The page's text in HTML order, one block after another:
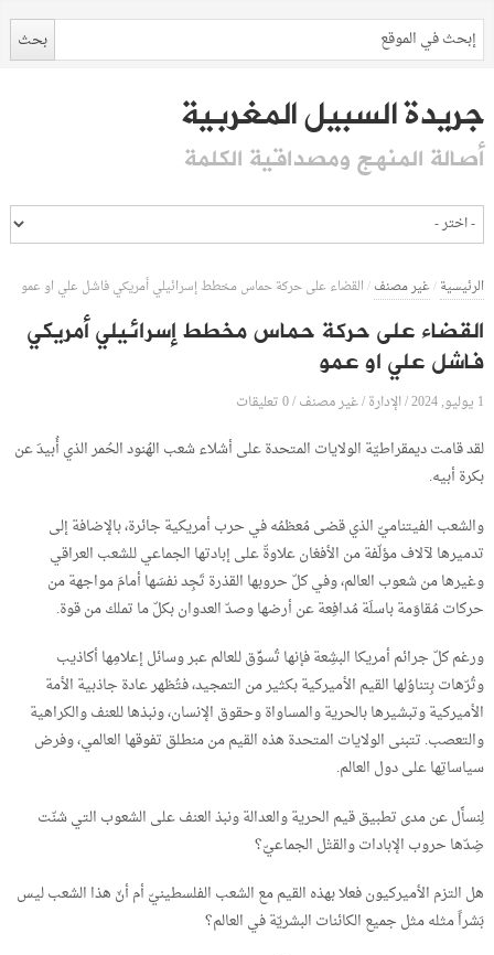
جريدة السبيل المغربية
أصالة المنهج ومصداقية الكلمة
الرئيسية/غير مصنف/القضاء على حركة حماس مخطط إسرائيلي أمريكي فاشل علي او عمو
القضاء على حركة حماس مخطط إسرائيلي أمريكي
فاشل علي او عمو
1 يوليو, 2024 /الإدارة/غير مصنف/0 تعليقات
لقد قامت ديمقراطيّة الولايات المتحدة على أشلاء شعب الهُنود الحُمر الذي أُبيدَ عن
بكرة أبيه.
والشعب الفيتناميّ الذي قضى مُعظمُه في حرب أمريكية جائرة، بالإضافة إلى
تدميرها لآلاف مؤلّفة من الأفغان علاوةّ على إبادتها الجماعي للشعب العراقي
وغيرها من شعوب العالم، وفي كلّ حروبها القذرة تَجِد نفسَها أمامَ مواجهة من
حركات مُقاوَمة باسلَة مُدافِعة عن أرضها وصدّ العدوان بكلّ ما تملك من قوة.
ورغم كلّ جرائم أمريكا البشِعة فإنها تُسوِّق للعالم عبر وسائل إعلامِها أكاذيب
وتُرّهات بِتناوُلها القيم الأميركية بكثير من التمجيد، فتُظهر عادة جاذبية الأمة
الأميركية وتبشيرها بالحرية والمساواة وحقوق الإنسان، ونبذها للعنف والكراهية
والتعصب. تتبنى الولايات المتحدة هذه القيم من منطلق تفوقها العالمي، وفرض
سياساتِها على دول العالم.
لِنسأَل عن مدى تطبيق قيم الحرية والعدالة ونبذ العنف على الشعوب التي شنّت
ضِدّها حروب الإبادات والقتْل الجماعيّ؟
هل التزم الأميركيون فعلا بهذه القيم مع الشعب الفلسطينيّ أم أنّ هذا الشعب ليس
بَشراً مثله مثل جميع الكائنات البشريّة في العالم؟